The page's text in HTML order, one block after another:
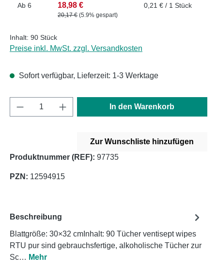
Ab 6 18,98 €
20,17 € (5.9% gespart)
0,21 € / 1 Stück
Inhalt: 90 Stück
Preise inkl. MwSt. zzgl. Versandkosten
Sofort verfügbar, Lieferzeit: 1-3 Werktage
Produkt Anzahl: Gib den gewünschten
In den Warenkorb
Zur Wunschliste hinzufügen
Produktnummer (REF): 97735
PZN: 12594915
Beschreibung
Blattgröße: 30×32 cmInhalt: 90 Tücher ventisept wipes
RTU pur sind gebrauchsfertige, alkoholische Tücher zur
Sc… Mehr